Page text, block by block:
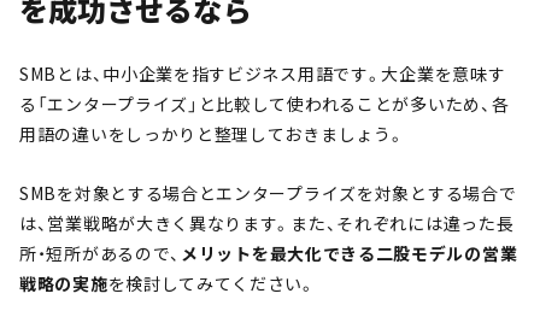
を成功させるなら
SMBとは、中小企業を指すビジネス用語です。大企業を意味す
る「エンタープライズ」と比較して使われることが多いため、各
用語の違いをしっかりと整理しておきましょう。
SMBを対象とする場合とエンタープライズを対象とする場合で
は、営業戦略が大きく異なります。また、それぞれには違った長
所・短所があるので、 メリットを最大化できる二股モデルの営業
戦略の実施を検討してみてください。